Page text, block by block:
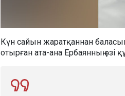
Күн сайын жаратқаннан
отырған ата-ана Ербаянның өзі